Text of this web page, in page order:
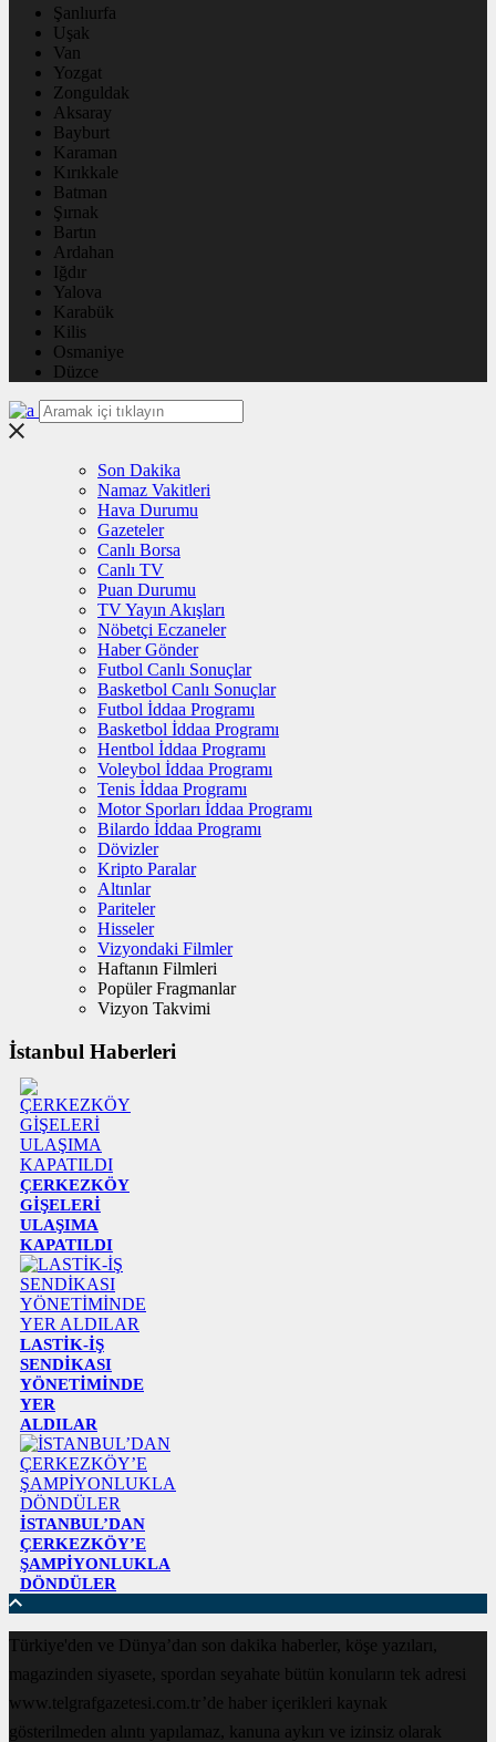
Şanlıurfa
Uşak
Van
Yozgat
Zonguldak
Aksaray
Bayburt
Karaman
Kırıkkale
Batman
Şırnak
Bartın
Ardahan
Iğdır
Yalova
Karabük
Kilis
Osmaniye
Düzce
Son Dakika
Namaz Vakitleri
Hava Durumu
Gazeteler
Canlı Borsa
Canlı TV
Puan Durumu
TV Yayın Akışları
Nöbetçi Eczaneler
Haber Gönder
Futbol Canlı Sonuçlar
Basketbol Canlı Sonuçlar
Futbol İddaa Programı
Basketbol İddaa Programı
Hentbol İddaa Programı
Voleybol İddaa Programı
Tenis İddaa Programı
Motor Sporları İddaa Programı
Bilardo İddaa Programı
Dövizler
Kripto Paralar
Altınlar
Pariteler
Hisseler
Vizyondaki Filmler
Haftanın Filmleri
Popüler Fragmanlar
Vizyon Takvimi
İstanbul Haberleri
ÇERKEZKÖY
GİŞELERİ
ULAŞIMA
KAPATILDI
LASTİK-İŞ
SENDİKASI
YÖNETİMİNDE
YER
ALDILAR
İSTANBUL’DAN
ÇERKEZKÖY’E
ŞAMPİYONLUKLA
DÖNDÜLER
Türkiye'den ve Dünya’dan son dakika haberler, köşe yazıları,
magazinden siyasete, spordan seyahate bütün konuların tek adresi
www.telgrafgazetesi.com.tr’de haber içerikleri kaynak
gösterilmeden alıntı yapılamaz, kanuna aykırı ve izinsiz olarak